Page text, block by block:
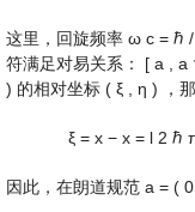
这里，回旋频率 ω c = ℏ /
符满足对易关系： [ a a
) 的相对坐标 ( ξ η ) ，
ξ = x − x = l 2 ℏ
因此，在朗道规范 a = ( 0